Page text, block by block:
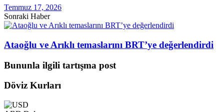
Temmuz 17, 2026
Sonraki Haber
Ataoğlu ve Arıklı temaslarını BRT’ye değerlendirdi
Bununla ilgili tartışma post
Döviz Kurları